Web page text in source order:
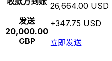
发送
20,000.00
GBP
26,664.00 USD
+347.75 USD
立即发送